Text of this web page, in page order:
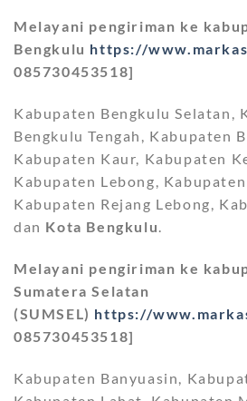
Melayani pengiriman ke
Bengkulu https://
085730453518]
Kabupaten Bengkulu Selatan,
Bengkulu Tengah, Kabupaten
Kabupaten Kaur, Kabupaten
Kabupaten Lebong,
Kabupaten Rejang Lebong,
dan Kota Bengkulu.
Melayani pengiriman ke
Sumatera Selatan
(SUMSEL) https://
085730453518]
Kabupaten Banyuasin,